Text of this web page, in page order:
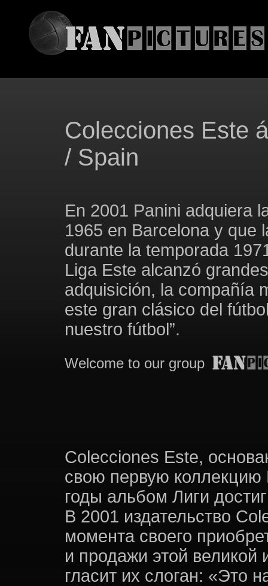
Colecciones Este
/ Spain
En 2001 Panini adquiera
1965 en Barcelona y que
durante la temporada
Liga Este alcanzó
adquisición, la compañía
este gran clásico del
nuestro fútbol”.
Welcome to our group
Colecciones Este,
свою первую
годы альбом Лиги
В 2001 издательство
момента своего
и продажи этой великой
гласит их слоган: «Это